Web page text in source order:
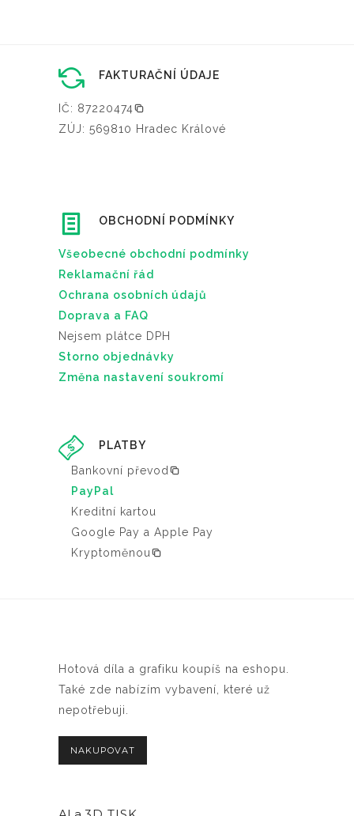
FAKTURAČNÍ ÚDAJE
IČ: 87220474
ZÚJ: 569810 Hradec Králové
OBCHODNÍ PODMÍNKY
Všeobecné obchodní podmínky
Reklamační řád
Ochrana osobních údajů
Doprava a FAQ
Nejsem plátce DPH
Storno objednávky
Změna nastavení soukromí
PLATBY
Bankovní převod
PayPal
Kreditní kartou
Google Pay a Apple Pay
Kryptoměnou
Hotová díla a grafiku koupíš na eshopu.
Také zde nabízím vybavení, které už
nepotřebuji.
NAKUPOVAT